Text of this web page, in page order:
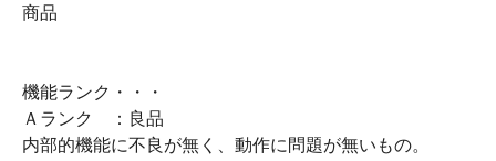
商品
機能ランク・・・
Ａランク ：良品
内部的機能に不良が無く、動作に問題が無いもの。